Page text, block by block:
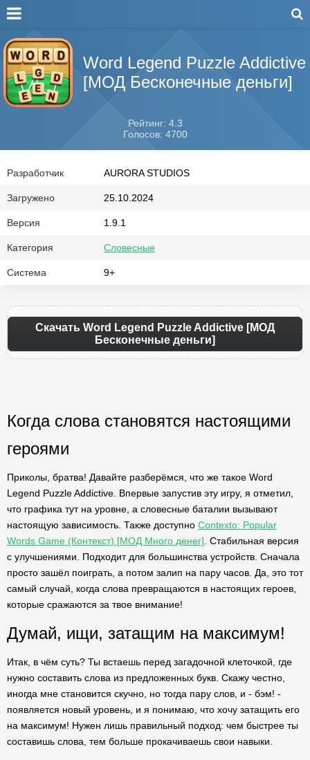
Word Legend Puzzle Addictive
[МОД Бесконечные деньги]
Рейтинг: 4.3
Голосов: 4700
Разработчик AURORA STUDIOS
Загружено 25.10.2024
Версия 1.9.1
Категория Словесные
Система 9+
Скачать Word Legend Puzzle Addictive [МОД
Бесконечные деньги]
Когда слова становятся настоящими
героями
Приколы, братва! Давайте разберёмся, что же такое Word
Legend Puzzle Addictive. Впервые запустив эту игру, я отметил,
что графика тут на уровне, а словесные баталии вызывают
настоящую зависимость. Также доступно Contexto: Popular
Words Game (Контекст) [МОД Много денег] . Стабильная версия
с улучшениями. Подходит для большинства устройств. Сначала
просто зашёл поиграть, а потом залип на пару часов. Да, это тот
самый случай, когда слова превращаются в настоящих героев,
которые сражаются за твое внимание!
Думай, ищи, затащим на максимум!
Итак, в чём суть? Ты встаешь перед загадочной клеточкой, где
нужно составить слова из предложенных букв. Скажу честно,
иногда мне становится скучно, но тогда пару слов, и - бэм! -
появляется новый уровень, и я понимаю, что хочу затащить его
на максимум! Нужен лишь правильный подход: чем быстрее ты
составишь слова, тем больше прокачиваешь свои навыки.